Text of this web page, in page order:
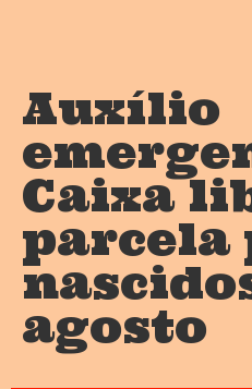
Auxílio
Caixa
parcela
agosto